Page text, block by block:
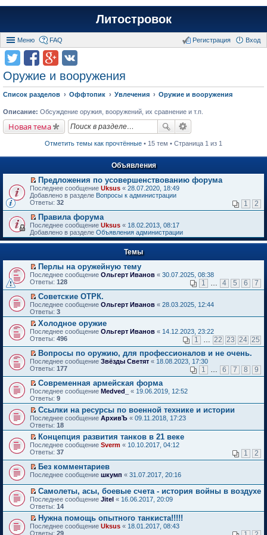
Литостровок
Меню FAQ Вход
Регистрация
Оружие и вооружения
Список разделов Оффтопик Увлечения Оружие и вооружения
Описание: Обсуждение оружия, вооружений, их сравнение и т.п.
Новая тема
Отметить темы как прочтённые • 15 тем • Страница 1 из 1
Объявления
П
е
р
й
т
и
к
п
в
о
м
у
н
е
п
р
о
ч
и
а
н
н
о
м
у
с
о
о
б
щ
е
н
и
ю
Предложения по усовершенствованию форума
Последнее сообщение Uksus « 28.07.2020, 18:49
Добавлено в разделе Вопросы к администрации
Ответы: 32 1 2
П
е
р
е
т
и
к
п
р
в
о
м
у
н
е
п
р
о
ч
т
а
н
н
о
м
у
с
о
о
б
щ
е
н
ю
Правила форума
Последнее сообщение Uksus « 18.02.2013, 08:17
Добавлено в разделе Объявления администрации
Темы
П
е
е
й
т
и
к
п
е
в
о
м
у
н
е
п
р
о
ч
и
т
а
н
н
о
м
у
о
о
б
щ
е
н
и
Перлы на оружейную тему
Последнее сообщение Ольгерт Иванов « 30.07.2025, 08:38
Ответы: 128 1 4 5 6 7
П
е
р
е
й
т
и
п
е
в
о
м
у
н
е
п
р
о
ч
и
т
а
н
о
м
у
с
о
о
б
Советские ОТРК.
Последнее сообщение Ольгерт Иванов « 28.03.2025, 12:44
Ответы: 3
П
е
е
й
т
и
к
п
е
р
в
о
м
у
н
е
п
р
о
ч
т
а
н
н
о
м
у
Холодное оружие
Последнее сообщение Ольгерт Иванов « 14.12.2023, 23:22
Ответы: 496 1 22 23 24 25
П
е
е
й
т
и
к
п
е
р
в
о
м
у
н
е
р
о
ч
и
т
а
н
Вопросы по оружию, для профессионалов и не очень.
Последнее сообщение Звёзды Светят « 18.08.2023, 17:30
Ответы: 177 1 6 7 8 9
П
е
р
е
й
т
и
к
п
е
р
в
о
у
н
е
п
р
о
ч
Современная армейская форма
Последнее сообщение Medved_ « 19.06.2019, 12:52
Ответы: 9
П
е
р
е
й
т
и
п
р
в
о
м
у
н
е
Ссылки на ресурсы по военной технике и истории
Последнее сообщение АрхивЪ « 09.11.2018, 17:23
Ответы: 18
П
е
е
й
т
и
к
п
е
р
в
о
Концепция развития танков в 21 веке
Последнее сообщение Sverm « 10.10.2017, 04:12
Ответы: 37 1 2
П
р
е
й
т
и
к
п
Без комментариев
Последнее сообщение шкумп « 31.07.2017, 20:16
П
е
р
е
й
т
Самолеты, асы, боевые счета - история войны в воздухе
Последнее сообщение Jitel « 16.06.2017, 20:09
Ответы: 14
П
е
Нужна помощь опытного танкиста!!!!!
Последнее сообщение Uksus « 18.01.2017, 08:43
Ответы: 29